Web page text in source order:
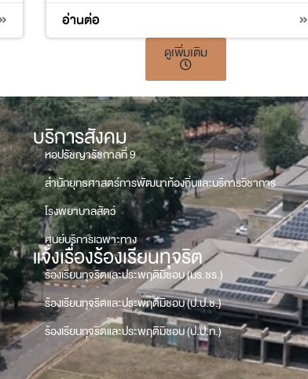
อ่านต่อ
ดูเพิ่มเติม
บริการสังคม
หอปรัชญารัชกาลที่ 9
สำนักยุทธศาสตร์การพัฒนาท้องถิ่นและบริการวิชาการ
โรงพยาบาลสัตว์
ศูนย์บริการเฉพาะทาง
แจ้งเรื่องร้องเรียนทุจริต
ร้องเรียนทุจริตและประพฤติมิชอบ (มร.ชร.)
ร้องเรียนทุจริตและประพฤติมิชอบ (ป.ป.ช.)
ร้องเรียนทุจริตและประพฤติมิชอบ (ป.ป.ท.)